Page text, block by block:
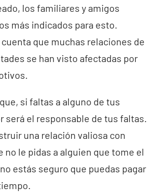
los familiares y amigos
más indicados para esto.
que muchas relaciones de
se han visto afectadas por
si faltas a alguno de tus
será el responsable de tus faltas.
una relación valiosa con
no le pidas a alguien que tome el
estás seguro que puedas pagar